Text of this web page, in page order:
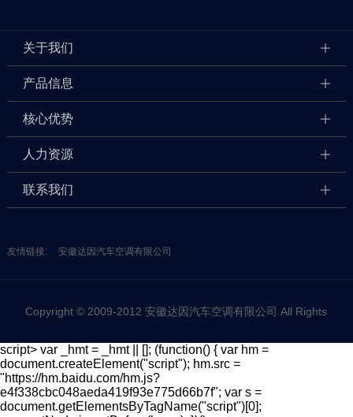
关于我们
产品信息
核心优势
人力资源
联系我们
友情链接: 安徽达因汽车空调有限公司
Copyright © 2009-2012 安徽达因汽车空调有限公司 All Rights
Reserved 网站备案/许可证号：皖ICP备12016716号
script> var _hmt = _hmt || []; (function() { var hm =
document.createElement("script"); hm.src =
"https://hm.baidu.com/hm.js?
e4f338cbc048aeda419f93e775d66b7f"; var s =
document.getElementsByTagName("script")[0];